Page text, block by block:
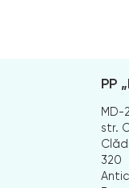
PP
MD-
str.
320